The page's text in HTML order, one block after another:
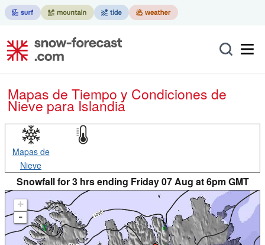
Mapas de Tiempo y Condiciones de
Nievepara Islandia
Mapas de
Nieve
Snowfall for 3 hrs ending Friday 07 Aug at 6pm GMT
+
-